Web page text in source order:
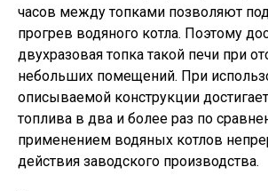
часов между топками позволяют
прогрев водяного котла. Поэтому
двухразовая топка такой печи при
небольших помещений. При
описываемой конструкции
топлива в два и более раз по
применением водяных котлов
действия заводского производства.